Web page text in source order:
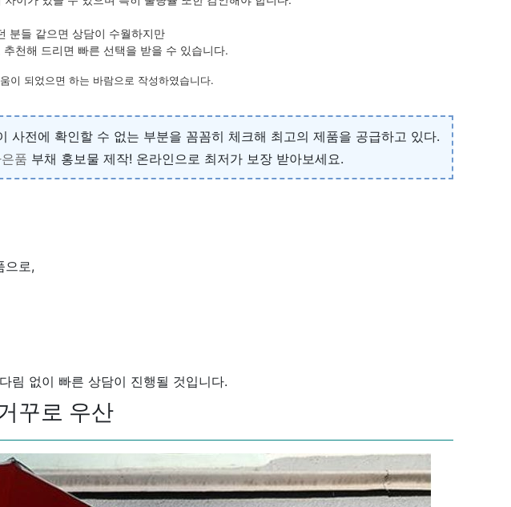
분들 같으면 상담이 수월하지만
천해 드리면 빠른 선택을 받을 수 있습니다.
이 되었으면 하는 바람으로 작성하였습니다.
전에 확인할 수 없는 부분을 꼼꼼히 체크해 최고의 제품을 공급하고 있다.
품 부채 홍보물 제작! 온라인으로 최저가 보장 받아보세요.
으로,
림 없이 빠른 상담이 진행될 것입니다.
꾸로 우산